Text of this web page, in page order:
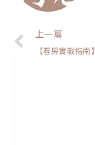
上一頁
上一篇